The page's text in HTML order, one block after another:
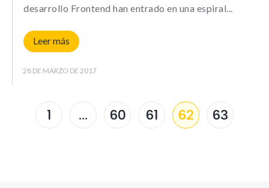
desarrollo Frontend han entrado en una espiral
Leer más
28 DE MARZO DE 2017
1 … 60 61 62 63